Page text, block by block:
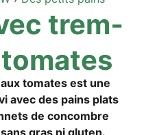
trem­
toma­tes est une
avec des pains plats
de con­combre
gras ni gluten.